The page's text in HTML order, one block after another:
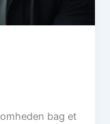
bag et